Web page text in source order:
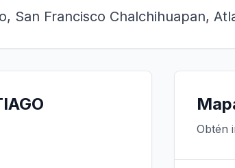
San Francisco Chalchihuapan,
Obtén